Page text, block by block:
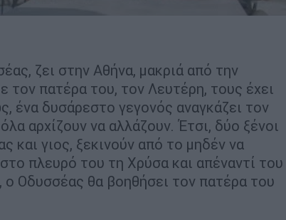
ζει στην Αθήνα, μακριά από την
τον πατέρα του, τον Λευτέρη, τους έχει
ένα δυσάρεστο γεγονός αναγκάζει τον
αρχίζουν να αλλάζουν. Έτσι, δύο ξένοι
και γιος, ξεκινούν από το μηδέν να
πλευρό του τη Χρύσα και απέναντί του
Οδυσσέας θα βοηθήσει τον πατέρα του